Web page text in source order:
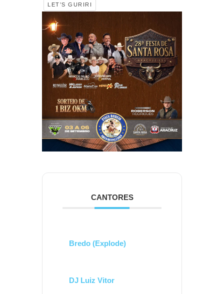
LET’S GURIRI
CANTORES
Bredo (Explode)
DJ Luiz Vitor